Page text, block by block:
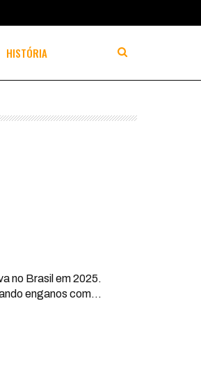
HISTÓRIA
no Brasil em 2025.
enganos com…